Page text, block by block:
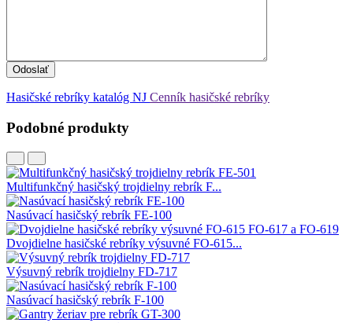
Odoslať
Hasičské rebríky katalóg NJ Cenník hasičské rebríky
Podobné produkty
Multifunkčný hasičský trojdielny rebrík F...
Nasúvací hasičský rebrík FE-100
Dvojdielne hasičské rebríky výsuvné FO-615...
Výsuvný rebrík trojdielny FD-717
Nasúvací hasičský rebrík F-100